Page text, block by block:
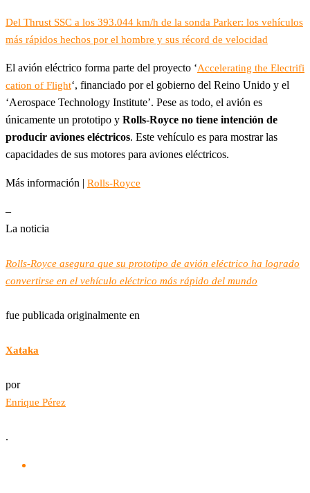
Del Thrust SSC a los 393.044 km/h de la sonda Parker: los vehículos
más rápidos hechos por el hombre y sus récord de velocidad
El avión eléctrico forma parte del proyecto ‘Accelerating the Electrifi
cation of Flight‘, financiado por el gobierno del Reino Unido y el
‘Aerospace Technology Institute’. Pese as todo, el avión es
únicamente un prototipo y Rolls-Royce no tiene intención de
producir aviones eléctricos. Este vehículo es para mostrar las
capacidades de sus motores para aviones eléctricos.
Más información | Rolls-Royce
–
La noticia
Rolls-Royce asegura que su prototipo de avión eléctrico ha logrado
convertirse en el vehículo eléctrico más rápido del mundo
fue publicada originalmente en
Xataka
por
Enrique Pérez
.